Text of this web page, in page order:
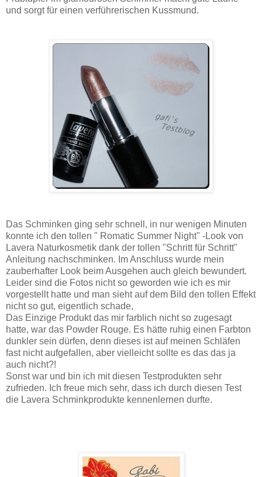
und sorgt für einen verführerischen Kussmund.
Das Schminken ging sehr schnell, in nur wenigen Minuten
konnte ich den tollen " Romatic Summer Night" -Look von
Lavera Naturkosmetik dank der tollen "Schritt für Schritt"
Anleitung nachschminken. Im Anschluss wurde mein
zauberhafter Look beim Ausgehen auch gleich bewundert.
Leider sind die Fotos nicht so geworden wie ich es mir
vorgestellt hatte und man sieht auf dem Bild den tollen Effekt
nicht so gut, eigentlich schade,
Das Einzige Produkt das mir farblich nicht so zugesagt
hatte, war das Powder Rouge. Es hätte ruhig einen Farbton
dunkler sein dürfen, denn dieses ist auf meinen Schläfen
fast nicht aufgefallen, aber vielleicht sollte es das das ja
auch nicht?!
Sonst war und bin ich mit diesen Testprodukten sehr
zufrieden. Ich freue mich sehr, dass ich durch diesen Test
die Lavera Schminkprodukte kennenlernen durfte.